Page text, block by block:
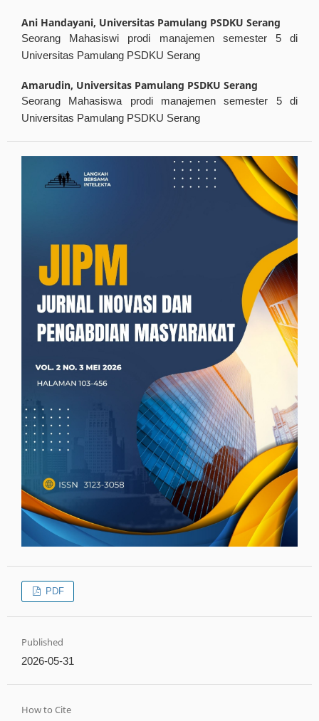
Ani Handayani, Universitas Pamulang PSDKU Serang
Seorang Mahasiswi prodi manajemen semester 5 di
Universitas Pamulang PSDKU Serang
Amarudin, Universitas Pamulang PSDKU Serang
Seorang Mahasiswa prodi manajemen semester 5 di
Universitas Pamulang PSDKU Serang
PDF
Published
2026-05-31
How to Cite